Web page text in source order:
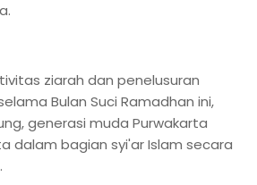
ziarah dan penelusuran
Bulan Suci Ramadhan ini,
generasi muda Purwakarta
dalam bagian syi'ar Islam secara